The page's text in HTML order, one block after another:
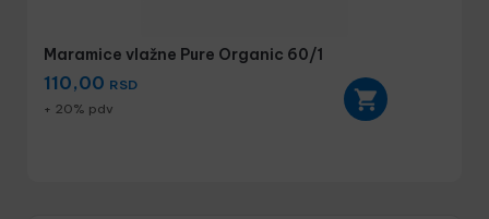
Maramice vlažne Pure Organic 60/1
110,00 RSD
+ 20% pdv